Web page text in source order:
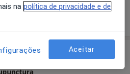
na política de privacidade e de
Aceitar